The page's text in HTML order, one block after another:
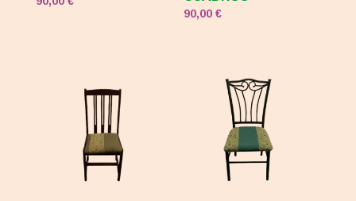
90,00€